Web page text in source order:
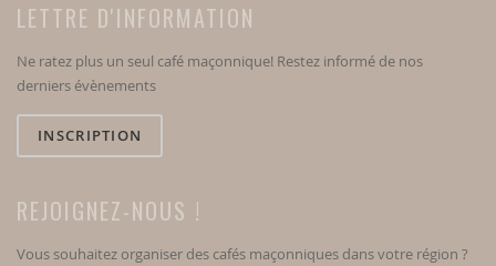
LETTRE D'INFORMATION
Ne ratez plus un seul café maçonnique! Restez informé de nos
derniers évènements
INSCRIPTION
REJOIGNEZ-NOUS !
Vous souhaitez organiser des cafés maçonniques dans votre région ?